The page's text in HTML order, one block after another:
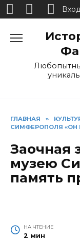
ГЛАВНАЯ »
СИМФЕРОПОЛЯ «ОН
Заочная
музею
память
НА ЧТЕНИЕ
2 мин